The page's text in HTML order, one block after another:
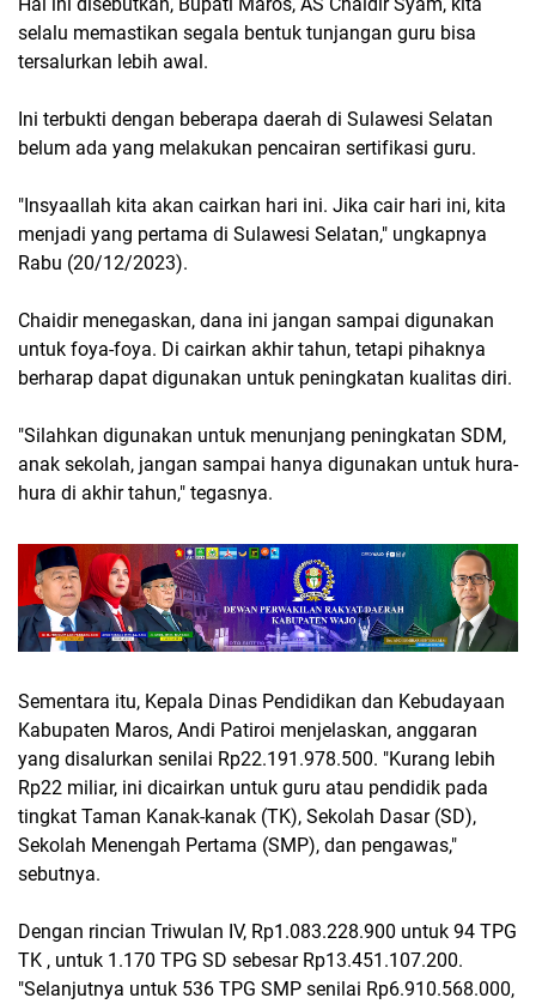
selalu memastikan segala bentuk tunjangan guru bisa
tersalurkan lebih awal.
Ini terbukti dengan beberapa daerah di Sulawesi Selatan
belum ada yang melakukan pencairan sertifikasi guru.
"Insyaallah kita akan cairkan hari ini. Jika cair hari ini, kita
menjadi yang pertama di Sulawesi Selatan," ungkapnya
Rabu (20/12/2023).
Chaidir menegaskan, dana ini jangan sampai digunakan
untuk foya-foya. Di cairkan akhir tahun, tetapi pihaknya
berharap dapat digunakan untuk peningkatan kualitas diri.
"Silahkan digunakan untuk menunjang peningkatan SDM,
anak sekolah, jangan sampai hanya digunakan untuk hura-
hura di akhir tahun," tegasnya.
Sementara itu, Kepala Dinas Pendidikan dan Kebudayaan
Kabupaten Maros, Andi Patiroi menjelaskan, anggaran
yang disalurkan senilai Rp22.191.978.500. "Kurang lebih
Rp22 miliar, ini dicairkan untuk guru atau pendidik pada
tingkat Taman Kanak-kanak (TK), Sekolah Dasar (SD),
Sekolah Menengah Pertama (SMP), dan pengawas,"
sebutnya.
Dengan rincian Triwulan IV, Rp1.083.228.900 untuk 94 TPG
TK , untuk 1.170 TPG SD sebesar Rp13.451.107.200.
"Selanjutnya untuk 536 TPG SMP senilai Rp6.910.568.000,